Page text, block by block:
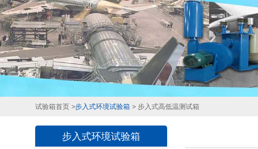
试验箱首页 >步入式环境试验箱 > 步入式高低温测试箱
步入式环境试验箱